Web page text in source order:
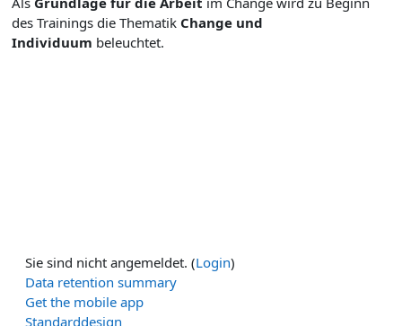
des Trainings die Thematik Change und
Individuum beleuchtet.
Sie sind nicht angemeldet. (Login)
Data retention summary
Get the mobile app
Standarddesign